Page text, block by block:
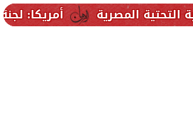
أمريكا: لجنة بمجلس